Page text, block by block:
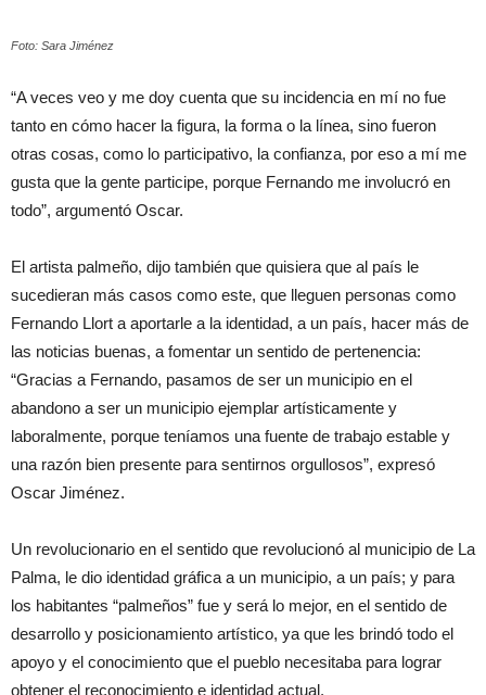
Foto: Sara Jiménez
“A veces veo y me doy cuenta que su incidencia en mí no fue
tanto en cómo hacer la figura, la forma o la línea, sino fueron
otras cosas, como lo participativo, la confianza, por eso a mí me
gusta que la gente participe, porque Fernando me involucró en
todo”, argumentó Oscar.
El artista palmeño, dijo también que quisiera que al país le
sucedieran más casos como este, que lleguen personas como
Fernando Llort a aportarle a la identidad, a un país, hacer más de
las noticias buenas, a fomentar un sentido de pertenencia:
“Gracias a Fernando, pasamos de ser un municipio en el
abandono a ser un municipio ejemplar artísticamente y
laboralmente, porque teníamos una fuente de trabajo estable y
una razón bien presente para sentirnos orgullosos”, expresó
Oscar Jiménez.
Un revolucionario en el sentido que revolucionó al municipio de La
Palma, le dio identidad gráfica a un municipio, a un país; y para
los habitantes “palmeños” fue y será lo mejor, en el sentido de
desarrollo y posicionamiento artístico, ya que les brindó todo el
apoyo y el conocimiento que el pueblo necesitaba para lograr
obtener el reconocimiento e identidad actual.